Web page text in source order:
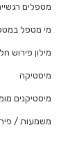
מטפלים
מי מטפל
מילון פירוש
מיסטיקה
מיסטיקנים
משמעות /